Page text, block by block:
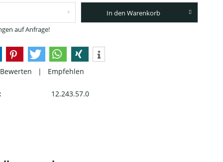
auf Anfrage!
In den Warenkorb
Bewerten | Empfehlen
12.243.57.0